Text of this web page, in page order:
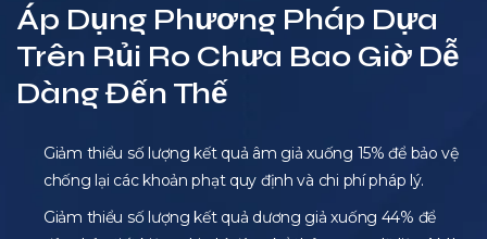
Áp Dụng Phương Pháp Dựa
Trên Rủi Ro Chưa Bao Giờ Dễ
Dàng Đến Thế
Giảm thiểu số lượng kết quả âm giả xuống 15% để bảo vệ
chống lại các khoản phạt quy định và chi phí pháp lý.
Giảm thiểu số lượng kết quả dương giả xuống 44% để